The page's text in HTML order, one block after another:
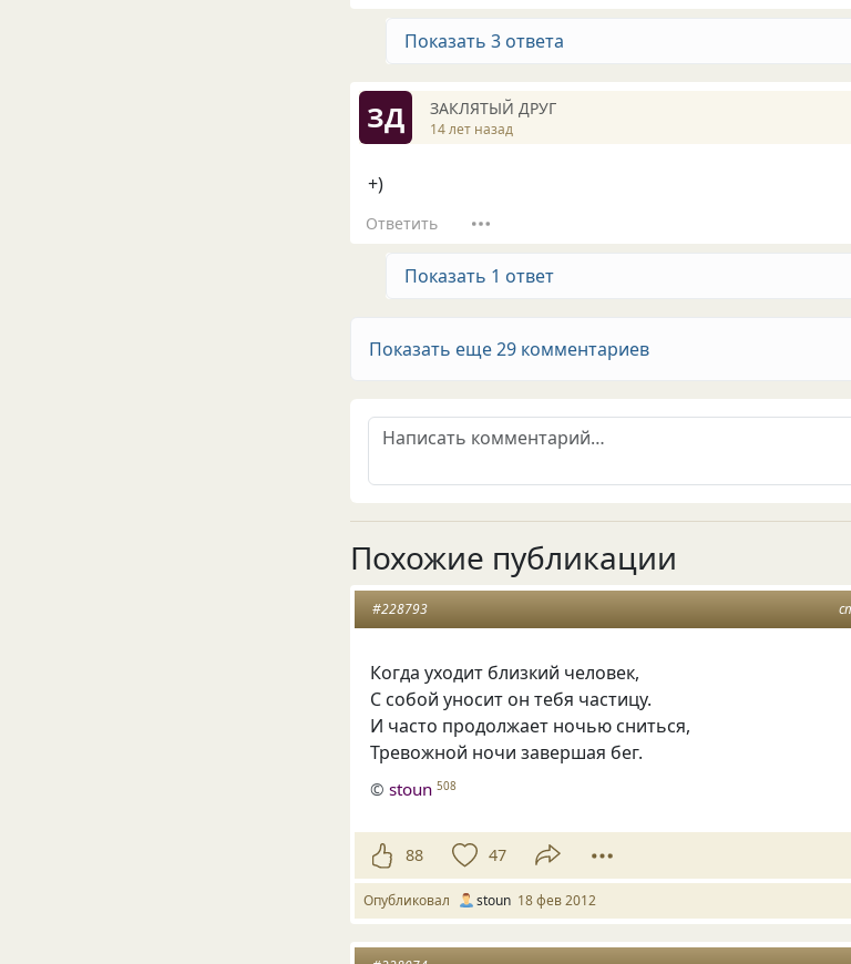
Показать 3 ответа
ЗД ЗАКЛЯТЫЙ ДРУГ
14 лет назад
+)
Ответить
Показать 1 ответ
Показать еще 29 комментариев
Похожие публикации
#228793
Когда уходит близкий человек,
С собой уносит он тебя частицу.
И часто продолжает ночью сниться,
Тревожной ночи завершая бег.
©stoun 508
88 47
Опубликовал stoun 18 фев 2012